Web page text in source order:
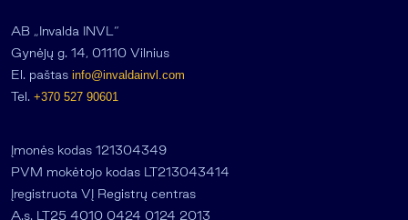
AB „Invalda INVL“
Gynėjų g. 14, 01110 Vilnius
El. paštas info@invaldainvl.com
Tel. +370 527 90601
Įmonės kodas 121304349
PVM mokėtojo kodas LT213043414
Įregistruota VĮ Registrų centras
A.s. LT25 4010 0424 0124 2013